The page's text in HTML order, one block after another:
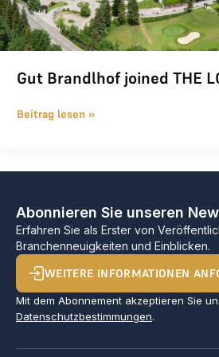
Gut Brandlhof joined THE
Beitrag lesen »
Abonnieren Sie unseren
Erfahren Sie als Erster von
Branchenneuigkeiten und Einblicken.
WEITERE INFORMATIONEN
Mit dem Abonnement akzeptieren Sie
Datenschutzbestimmungen.